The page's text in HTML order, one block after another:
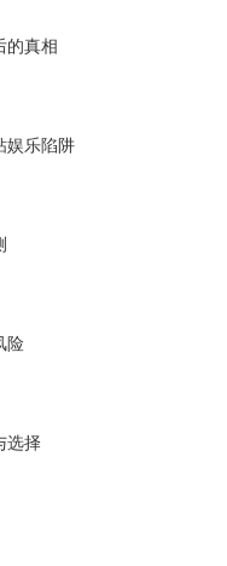
的真相
娱乐陷阱
险
选择